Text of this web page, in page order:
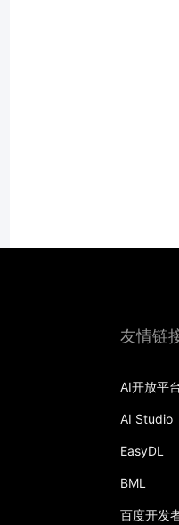
友情链
AI开放平
AI Studio
EasyDL
BML
百度开发